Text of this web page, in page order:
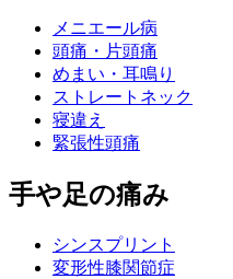
メニエール病
頭痛・片頭痛
めまい・耳鳴り
ストレートネック
寝違え
緊張性頭痛
手や足の痛み
シンスプリント
変形性膝関節症